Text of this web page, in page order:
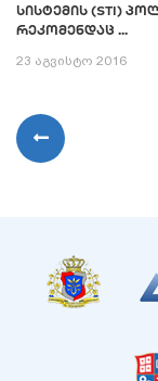
ᲡᲘᲡᲢᲔᲛᲘᲡ (STI)
ᲠᲔᲙᲝᲛᲔᲜᲓᲐᲪ ...
23 აგვისტო 2016